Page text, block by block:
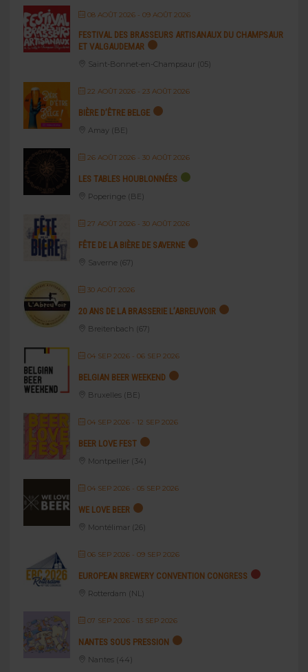
08 AOÛT 2026- 09 AOÛT 2026
FESTIVAL DES BRASSEURS ARTISANAUX DU CHAMPSAUR
ET VALGAUDEMAR
Saint-Bonnet-en-Champsaur (05)
22 AOÛT 2026- 23 AOÛT 2026
BIÈRE D’ÊTRE BELGE
Amay (BE)
26 AOÛT 2026- 30 AOÛT 2026
LES TABLES HOUBLONNÉES
Poperinge (BE)
27 AOÛT 2026- 30 AOÛT 2026
FÊTE DE LA BIÈRE DE SAVERNE
Saverne (67)
30 AOÛT 2026
20 ANS DE LA BRASSERIE L’ABREUVOIR
Breitenbach (67)
04 SEP 2026- 06 SEP 2026
BELGIAN BEER WEEKEND
Bruxelles (BE)
04 SEP 2026- 12 SEP 2026
BEER LOVE FEST
Montpellier (34)
04 SEP 2026- 05 SEP 2026
WE LOVE BEER
Montélimar (26)
06 SEP 2026- 09 SEP 2026
EUROPEAN BREWERY CONVENTION CONGRESS
Rotterdam (NL)
07 SEP 2026- 13 SEP 2026
NANTES SOUS PRESSION
Nantes (44)